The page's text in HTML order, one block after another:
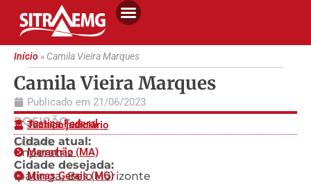
Início» Camila Vieira Marques
Camila Vieira Marques
Publicado em 21/06/2023
POSIÇÃO
Justiça Federal
Técnico judiciário
LOCAL
Cidade atual:
Imperatriz
Maranhão (MA)
Cidade desejada:
Ipatinga, Belo Horizonte
Minas Gerais (MG)